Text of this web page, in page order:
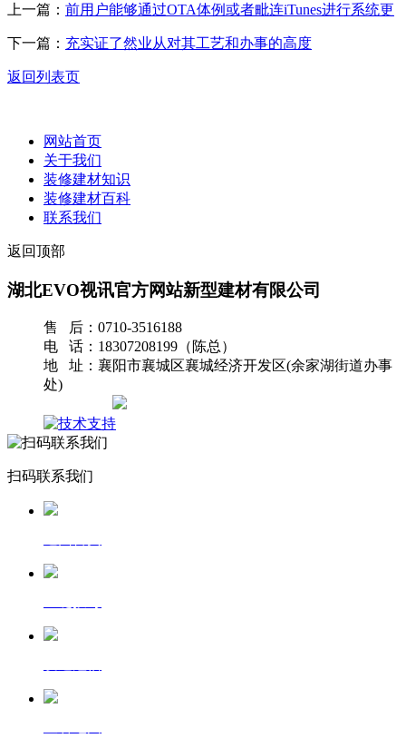
上一篇： 前用户能够通过OTA体例或者毗连iTunes进行系统更
下一篇： 充实证了然业从对其工艺和办事的高度
返回列表页
网站首页
关于我们
装修建材知识
装修建材百科
联系我们
返回顶部
湖北EVO视讯官方网站新型建材有限公司
售 后：0710-3516188
电 话：18307208199（陈总）
地 址：襄阳市襄城区襄城经济开发区(余家湖街道办事
处)
扫码联系我们